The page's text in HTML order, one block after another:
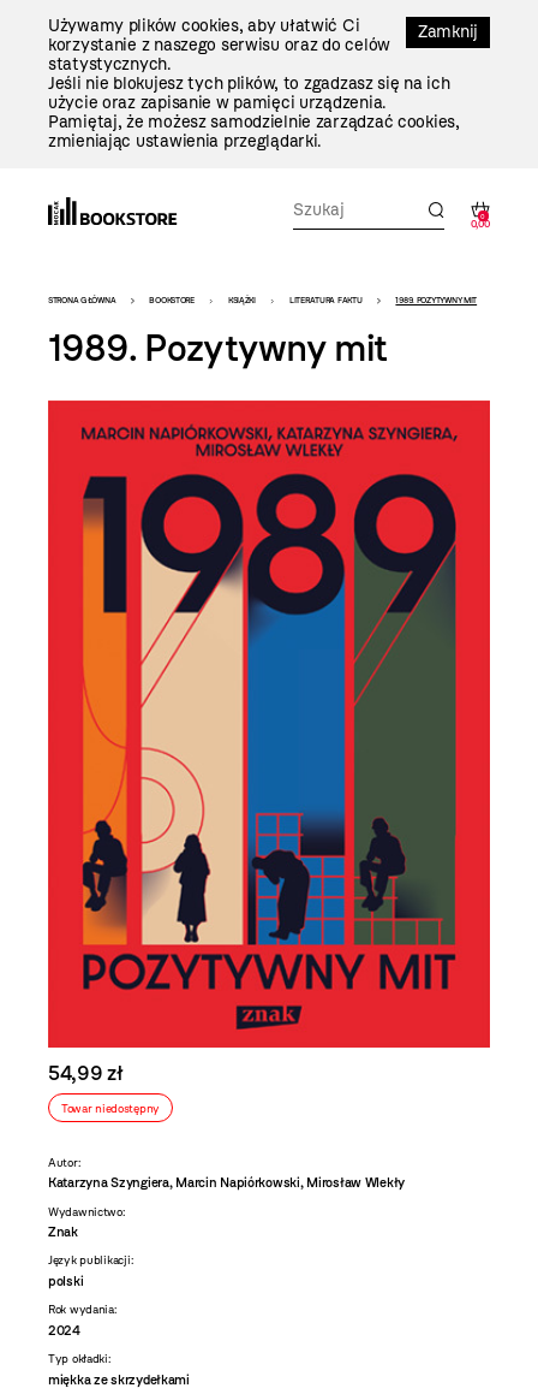
Zamknij
Używamy plików cookies, aby ułatwić Ci
korzystanie z naszego serwisu oraz do celów
statystycznych.
Jeśli nie blokujesz tych plików, to zgadzasz się na ich
użycie oraz zapisanie w pamięci urządzenia.
Pamiętaj, że możesz samodzielnie zarządzać cookies,
zmieniając ustawienia przeglądarki.
0
0,00
Bookstore
-
szablon
szczegóły
STRONA GŁÓWNA BOOKSTORE KSIĄŻKI LITERATURA FAKTU 1989. POZYTYWNY MIT
1989. Pozytywny mit
54,99 zł
Towar niedostępny
Autor:
Katarzyna Szyngiera, Marcin Napiórkowski, Mirosław Wlekły
Wydawnictwo:
Znak
Język publikacji:
polski
Rok wydania:
2024
Typ okładki:
miękka ze skrzydełkami